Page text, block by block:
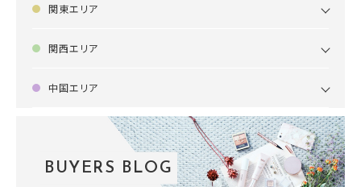
関東エリア
関西エリア
中国エリア
BUYERS BLOG